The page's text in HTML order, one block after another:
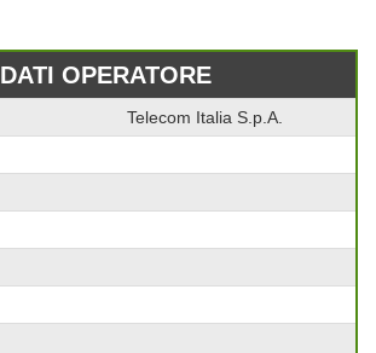
DATI OPERATORE
Telecom Italia S.p.A.